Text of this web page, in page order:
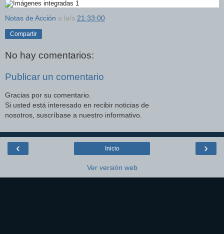
Notas de Acción a la/s 21:33:00
Compartir
No hay comentarios:
Publicar un comentario
Gracias por su comentario.
Si usted está interesado en recibir noticias de
nosotros, suscríbase a nuestro informativo.
‹ ›
Inicio
Ver versión web